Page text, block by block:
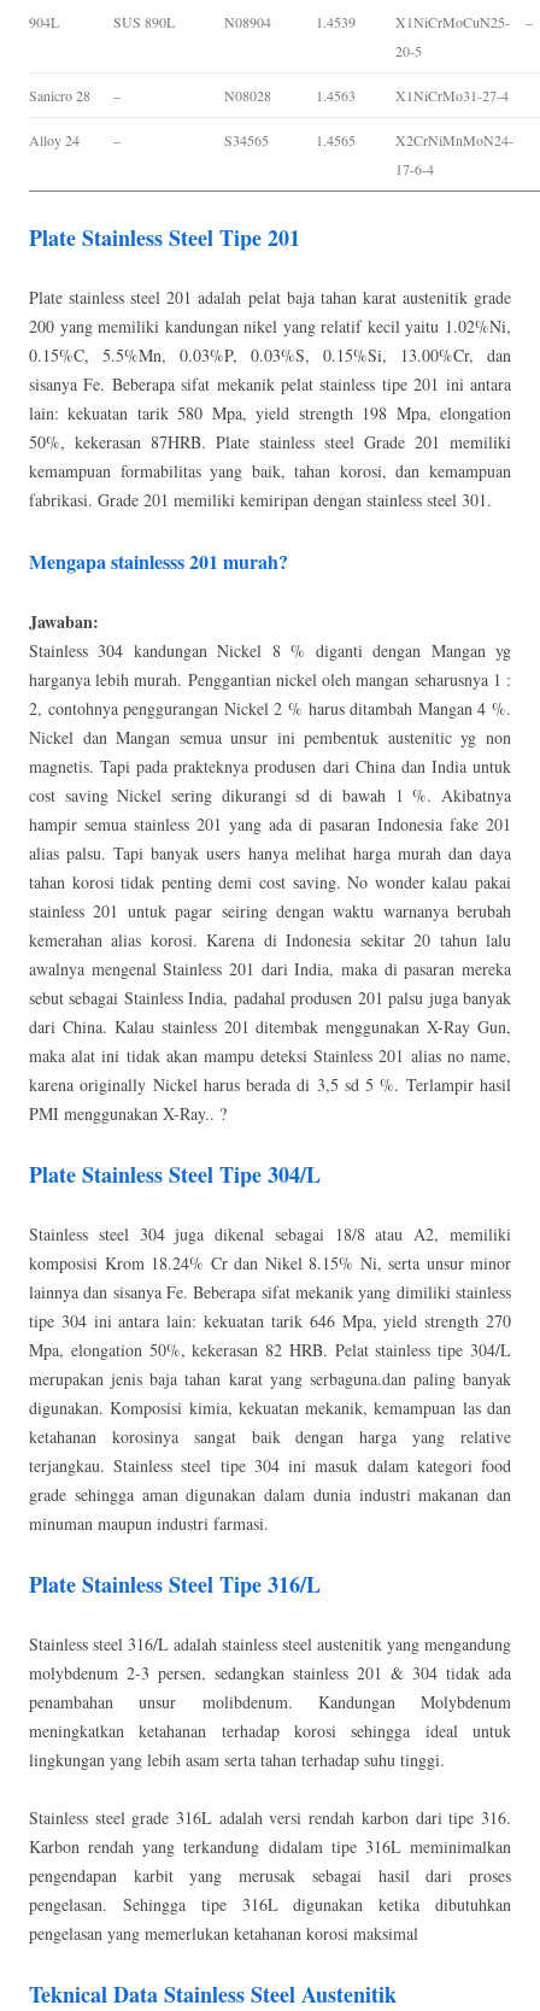
904L SUS 890L N08904 1.4539
X1NiCrMoCuN25-
20-5
–
Sanicro 28 – N08028 1.4563 X1NiCrMo31-27-4
Alloy 24 – S34565 1.4565
X2CrNiMnMoN24-
17-6-4
Plate Stainless Steel Tipe 201
Plate stainless steel 201 adalah pelat baja tahan karat austenitik grade
200 yang memiliki kandungan nikel yang relatif kecil yaitu 1.02%Ni,
0.15%C, 5.5%Mn, 0.03%P, 0.03%S, 0.15%Si, 13.00%Cr, dan
sisanya Fe. Beberapa sifat mekanik pelat stainless tipe 201 ini antara
lain: kekuatan tarik 580 Mpa, yield strength 198 Mpa, elongation
50%, kekerasan 87HRB. Plate stainless steel Grade 201 memiliki
kemampuan formabilitas yang baik, tahan korosi, dan kemampuan
fabrikasi. Grade 201 memiliki kemiripan dengan stainless steel 301.
Mengapa stainlesss 201 murah?
Jawaban:
Stainless 304 kandungan Nickel 8 % diganti dengan Mangan yg
harganya lebih murah. Penggantian nickel oleh mangan seharusnya 1 :
2, contohnya penggurangan Nickel 2 % harus ditambah Mangan 4 %.
Nickel dan Mangan semua unsur ini pembentuk austenitic yg non
magnetis. Tapi pada prakteknya produsen dari China dan India untuk
cost saving Nickel sering dikurangi sd di bawah 1 %. Akibatnya
hampir semua stainless 201 yang ada di pasaran Indonesia fake 201
alias palsu. Tapi banyak users hanya melihat harga murah dan daya
tahan korosi tidak penting demi cost saving. No wonder kalau pakai
stainless 201 untuk pagar seiring dengan waktu warnanya berubah
kemerahan alias korosi. Karena di Indonesia sekitar 20 tahun lalu
awalnya mengenal Stainless 201 dari India, maka di pasaran mereka
sebut sebagai Stainless India, padahal produsen 201 palsu juga banyak
dari China. Kalau stainless 201 ditembak menggunakan X-Ray Gun,
maka alat ini tidak akan mampu deteksi Stainless 201 alias no name,
karena originally Nickel harus berada di 3,5 sd 5 %. Terlampir hasil
PMI menggunakan X-Ray.. ?
Plate Stainless Steel Tipe 304/L
Stainless steel 304 juga dikenal sebagai 18/8 atau A2, memiliki
komposisi Krom 18.24% Cr dan Nikel 8.15% Ni, serta unsur minor
lainnya dan sisanya Fe. Beberapa sifat mekanik yang dimiliki stainless
tipe 304 ini antara lain: kekuatan tarik 646 Mpa, yield strength 270
Mpa, elongation 50%, kekerasan 82 HRB. Pelat stainless tipe 304/L
merupakan jenis baja tahan karat yang serbaguna.dan paling banyak
digunakan. Komposisi kimia, kekuatan mekanik, kemampuan las dan
ketahanan korosinya sangat baik dengan harga yang relative
terjangkau. Stainless steel tipe 304 ini masuk dalam kategori food
grade sehingga aman digunakan dalam dunia industri makanan dan
minuman maupun industri farmasi.
Plate Stainless Steel Tipe 316/L
Stainless steel 316/L adalah stainless steel austenitik yang mengandung
molybdenum 2-3 persen, sedangkan stainless 201 & 304 tidak ada
penambahan unsur molibdenum. Kandungan Molybdenum
meningkatkan ketahanan terhadap korosi sehingga ideal untuk
lingkungan yang lebih asam serta tahan terhadap suhu tinggi.
Stainless steel grade 316L adalah versi rendah karbon dari tipe 316.
Karbon rendah yang terkandung didalam tipe 316L meminimalkan
pengendapan karbit yang merusak sebagai hasil dari proses
pengelasan. Sehingga tipe 316L digunakan ketika dibutuhkan
pengelasan yang memerlukan ketahanan korosi maksimal
Teknical Data Stainless Steel Austenitik